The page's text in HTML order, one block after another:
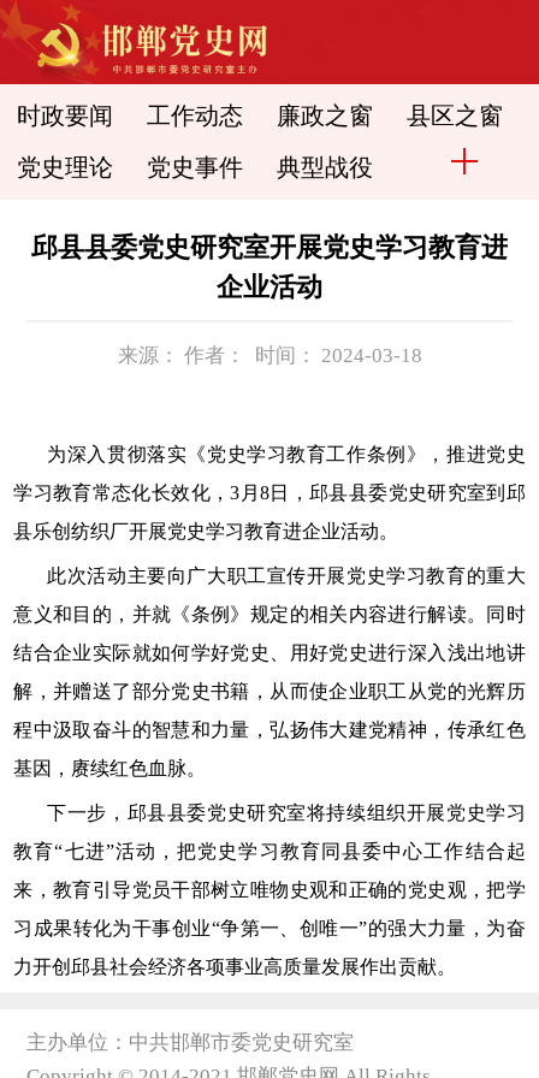
时政要闻 工作动态 廉政之窗 县区之窗
党史理论 党史事件 典型战役
邱县县委党史研究室开展党史学习教育进
企业活动
来源： 作者： 时间： 2024-03-18
为深入贯彻落实《党史学习教育工作条例》，推进党史
学习教育常态化长效化，3月8日，邱县县委党史研究室到邱
县乐创纺织厂开展党史学习教育进企业活动。
此次活动主要向广大职工宣传开展党史学习教育的重大
意义和目的，并就《条例》规定的相关内容进行解读。同时
结合企业实际就如何学好党史、用好党史进行深入浅出地讲
解，并赠送了部分党史书籍，从而使企业职工从党的光辉历
程中汲取奋斗的智慧和力量，弘扬伟大建党精神，传承红色
基因，赓续红色血脉。
下一步，邱县县委党史研究室将持续组织开展党史学习
教育“七进”活动，把党史学习教育同县委中心工作结合起
来，教育引导党员干部树立唯物史观和正确的党史观，把学
习成果转化为干事创业“争第一、创唯一”的强大力量，为奋
力开创邱县社会经济各项事业高质量发展作出贡献。
主办单位：中共邯郸市委党史研究室